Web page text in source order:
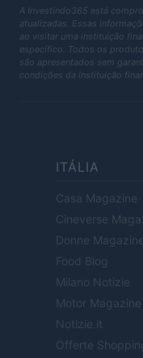
A Investindo365 está
atualizadas. Essas
ao visitar uma instituição
específico. Todos os
são apresentados sem
condições da instituição
ITÁLIA
Casa Magazine
Cineverse
Donne Magazine
Food Blog
Milano Notizie
Motor Magazine
Notizie.it
Offerte